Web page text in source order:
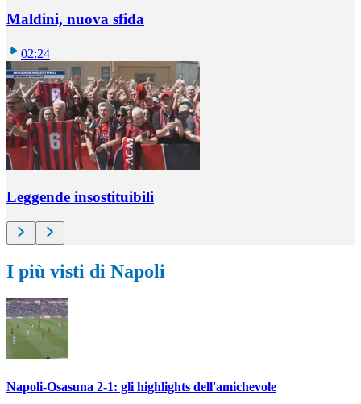
Maldini, nuova sfida
02:24
Leggende insostituibili
I più visti di Napoli
Napoli-Osasuna 2-1: gli highlights dell'amichevole